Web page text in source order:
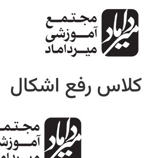
کلاس رفع اشکال